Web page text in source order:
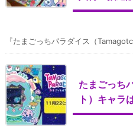
『たまごっちパラダイス（
たまごっち
ト）キャラ